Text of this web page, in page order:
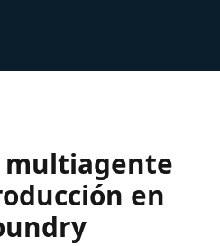
multiagente
en